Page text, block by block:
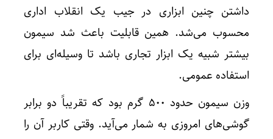
داشتن چنین ابزاری در جیب یک انقلاب اداری
محسوب می‌شد. همین قابلیت باعث شد سیمون
بیشتر شبیه یک ابزار تجاری باشد تا وسیله‌ای برای
استفاده عمومی.
وزن سیمون حدود ۵۰۰ گرم بود که تقریباً دو برابر
گوشی‌های امروزی به شمار می‌آید. وقتی کاربر آن را